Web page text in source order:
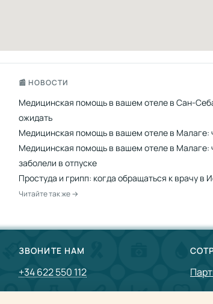
📰 НОВОСТИ
Медицинская помощь в вашем отеле в Сан-
ожидать
Медицинская помощь в вашем отеле в Малаге:
Медицинская помощь в вашем отеле в Малаге:
заболели в отпуске
Простуда и грипп: когда обращаться к врачу в
Читайте так же →
ЗВОНИТЕ НАМ
+34 622 550 112